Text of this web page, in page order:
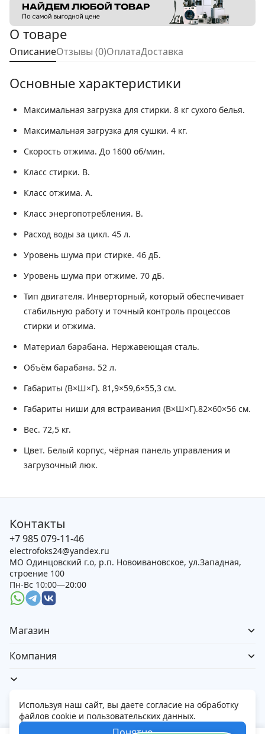
О товаре
ОписаниеОтзывы (0)ОплатаДоставка
Основные характеристики
Максимальная загрузка для стирки. 8 кг сухого белья.
Максимальная загрузка для сушки. 4 кг.
Скорость отжима. До 1600 об/мин.
Класс стирки. B.
Класс отжима. A.
Класс энергопотребления. B.
Расход воды за цикл. 45 л.
Уровень шума при стирке. 46 дБ.
Уровень шума при отжиме. 70 дБ.
Тип двигателя. Инверторный, который обеспечивает
стабильную работу и точный контроль процессов
стирки и отжима.
Материал барабана. Нержавеющая сталь.
Объём барабана. 52 л.
Габариты (В×Ш×Г). 81,9×59,6×55,3 см.
Габариты ниши для встраивания (В×Ш×Г).82×60×56 см.
Вес. 72,5 кг.
Цвет. Белый корпус, чёрная панель управления и
загрузочный люк.
Контакты
+7 985 079-11-46
electrofoks24@yandex.ru
МО Одинцовский г.о, р.п. Новоивановское, ул.Западная,
строение 100
Пн-Вс 10:00—20:00
Магазин
Компания
Политика обработки персональных данных
Используя наш сайт, вы даете согласие на обработку
файлов cookie и пользовательских данных.